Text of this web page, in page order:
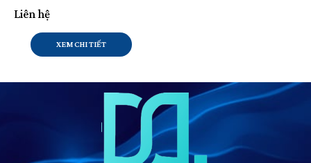
Liên hệ
XEM CHI TIẾT